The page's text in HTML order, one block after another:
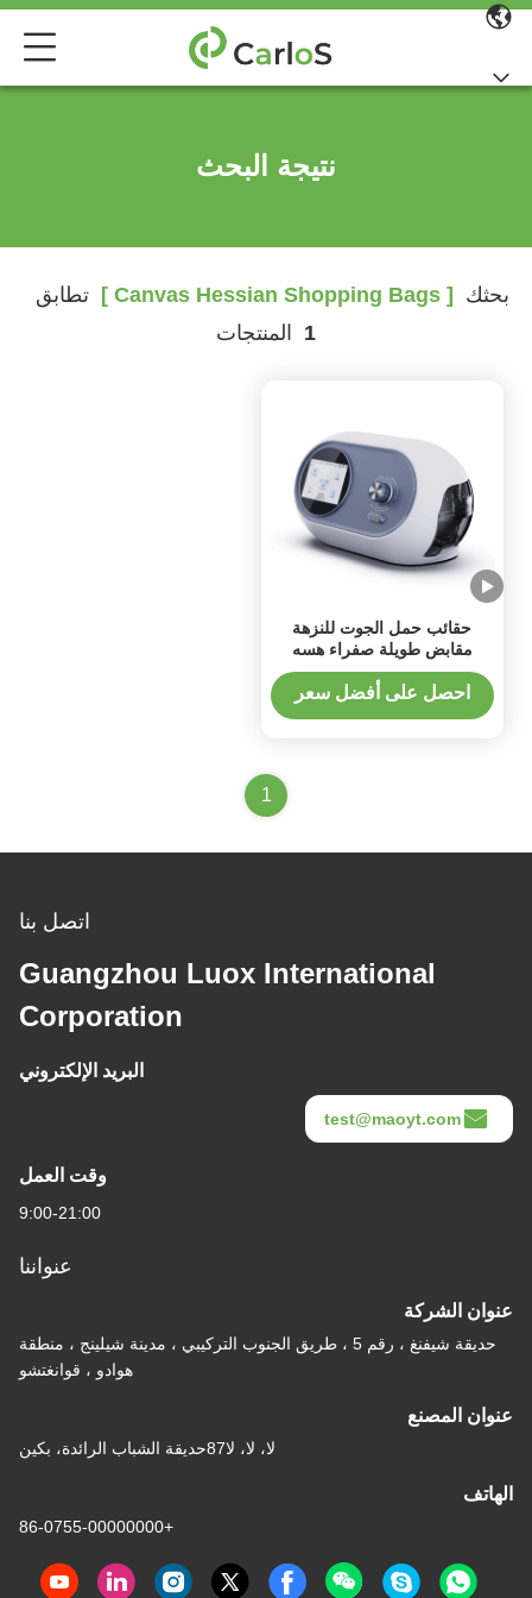
نتيجة البحث
بحثك [ Canvas Hessian Shopping Bags ]
تطابق
1 المنتجات
حقائب حمل الجوت للنزهة
مقابض طويلة صفراء هسه
للهدايا
احصل على أفضل سعر
1
اتصل بنا
Guangzhou Luox International
Corporation
البريد الإلكتروني
test@maoyt.com
وقت العمل
9:00-21:00
عنواننا
عنوان الشركة
حديقة شيفنغ ، رقم 5 ، طريق الجنوب التركيبي ، مدينة شيلينج ، منطقة
هوادو ، قوانغتشو
عنوان المصنع
لا، لا، لا87حديقة الشباب الرائدة، بكين
الهاتف
+86-0755-00000000